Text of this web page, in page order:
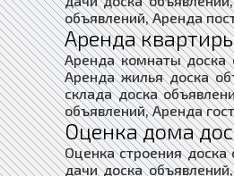
объявлений, Аренда
Аренда
Аренда комнаты доска
Аренда жилья доска
склада доска
объявлений, Аренда
Оценка дома
Оценка строения
дачи доска